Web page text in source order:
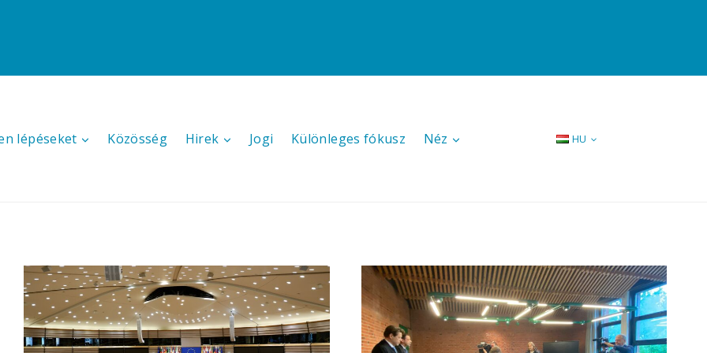
lépéseket Közösség Hirek Jogi Különleges fókusz Néz HU